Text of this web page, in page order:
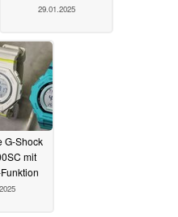
29.01.2025
G-Shock
mit